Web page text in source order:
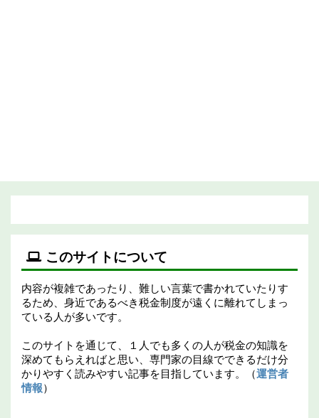
このサイトについて
内容が複雑であったり、難しい言葉で書かれていたりす
るため、身近であるべき税金制度が遠くに離れてしまっ
ている人が多いです。
このサイトを通じて、１人でも多くの人が税金の知識を
深めてもらえればと思い、専門家の目線でできるだけ分
かりやすく読みやすい記事を目指しています。（運営者
情報）